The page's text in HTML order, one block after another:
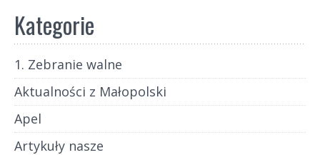
Kategorie
1. Zebranie walne
Aktualności z Małopolski
Apel
Artykuły nasze